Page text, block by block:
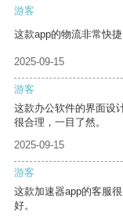
游客
这款app的物流非常快
2025-09-15
游客
这款办公软件的界面设
很合理，一目了然。
2025-09-15
游客
这款加速器app的客服
好。